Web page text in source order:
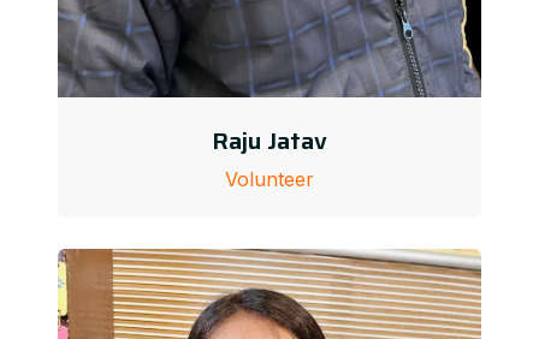
Raju Jatav
Volunteer